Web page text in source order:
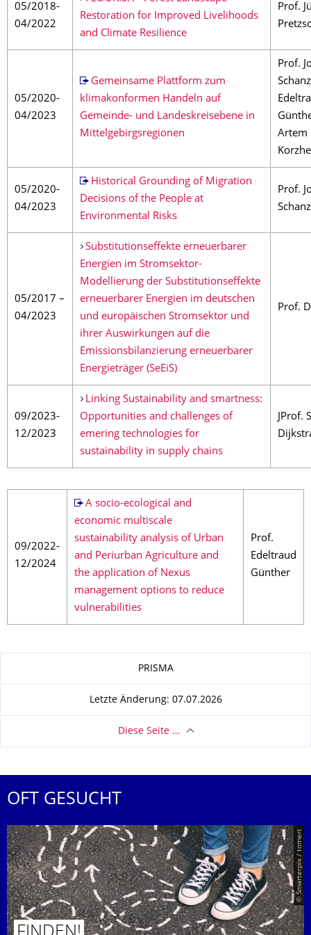
05/2018-
04/2022
Restoration for Improved Livelihoods
and Climate Resilience
Prof.
05/2020-
04/2023
Gemeinsame Plattform zum
klimakonformen Handeln auf
Gemeinde- und Landeskreisebene in
Mittelgebirgsregionen
Prof.
Artem
05/2020-
04/2023
Historical Grounding of Migration
Decisions of the People at
Environmental Risks
Prof.
05/2017 –
04/2023
Substitutionseffekte erneuerbarer
Energien im Stromsektor-
Modellierung der Substitutionseffekte
erneuerbarer Energien im deutschen
und europäischen Stromsektor und
ihrer Auswirkungen auf die
Emissionsbilanzierung erneuerbarer
Energieträger (SeEiS)
Prof.
09/2023-
12/2023
Linking Sustainability and smartness:
Opportunities and challenges of
emering technologies for
sustainability in supply chains
JProf.
09/2022-
12/2024
A socio-ecological and
economic multiscale
sustainability analysis of Urban
and Periurban Agriculture and
the application of Nexus
management options to reduce
vulnerabilities
Prof.
Edeltraud
Günther
PRISMA
Letzte Änderung: 07.07.2026
Diese Seite …
OFT GESUCHT
© Smarterpix / tomert